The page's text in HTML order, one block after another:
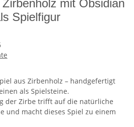
mit Obsidian
Spielfigur
aus Zirbenholz – handgefertigt
als Spielsteine.
der Zirbe trifft auf die natürliche
und macht dieses Spiel zu einem